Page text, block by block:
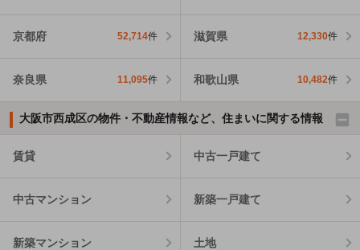
京都府 52,714件 滋賀県 12,330件
奈良県 11,095件 和歌山県 10,482件
大阪市西成区の物件・不動産情報など、住まいに関する情報
賃貸 中古一戸建て
中古マンション 新築一戸建て
新築マンション 土地